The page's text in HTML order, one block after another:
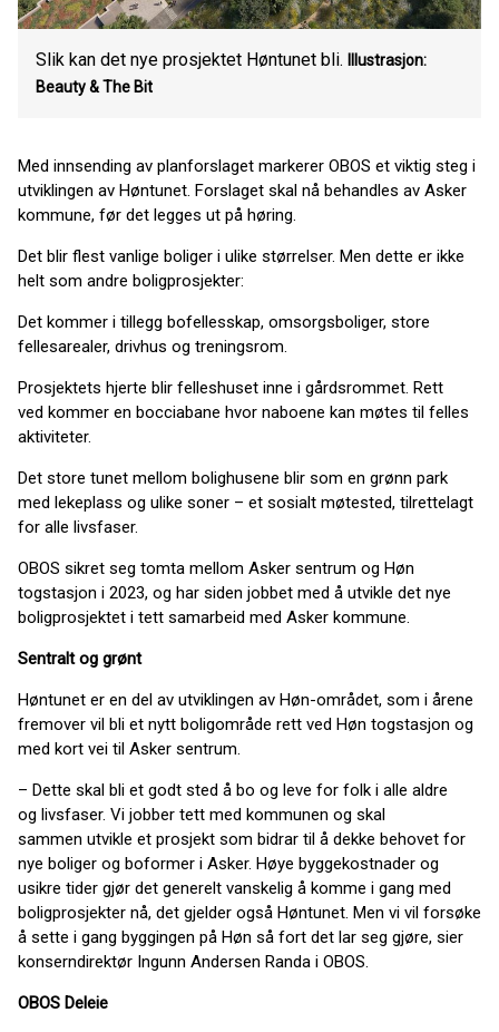
Slik kan det nye prosjektet Høntunet bli.
Illustrasjon:
Beauty & The Bit
Med innsending av planforslaget markerer OBOS et viktig steg i
utviklingen av Høntunet. Forslaget skal nå behandles av Asker
kommune, før det legges ut på høring.
Det blir flest vanlige boliger i ulike størrelser. Men dette er ikke
helt som andre boligprosjekter:
Det kommer i tillegg bofellesskap, omsorgsboliger, store
fellesarealer, drivhus og treningsrom.
Prosjektets hjerte blir felleshuset inne i gårdsrommet. Rett
ved kommer en bocciabane hvor naboene kan møtes til felles
aktiviteter.
Det store tunet mellom bolighusene blir som en grønn park
med lekeplass og ulike soner – et sosialt møtested, tilrettelagt
for alle livsfaser.
OBOS sikret seg tomta mellom Asker sentrum og Høn
togstasjon i 2023, og har siden jobbet med å utvikle det nye
boligprosjektet i tett samarbeid med Asker kommune.
Sentralt og grønt
Høntunet er en del av utviklingen av Høn-området, som i årene
fremover vil bli et nytt boligområde rett ved Høn togstasjon og
med kort vei til Asker sentrum.
– Dette skal bli et godt sted å bo og leve for folk i alle aldre
og livsfaser. Vi jobber tett med kommunen og skal
sammen utvikle et prosjekt som bidrar til å dekke behovet for
nye boliger og boformer i Asker. Høye byggekostnader og
usikre tider gjør det generelt vanskelig å komme i gang med
boligprosjekter nå, det gjelder også Høntunet. Men vi vil forsøke
å sette i gang byggingen på Høn så fort det lar seg gjøre, sier
konserndirektør Ingunn Andersen Randa i OBOS.
OBOS Deleie